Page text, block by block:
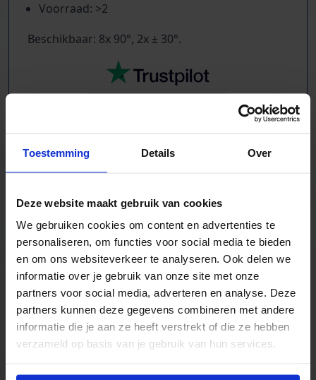
Toestemming Details Over
Deze website maakt gebruik van cookies
We gebruiken cookies om content en advertenties te
personaliseren, om functies voor social media te bieden
en om ons websiteverkeer te analyseren. Ook delen we
informatie over je gebruik van onze site met onze
partners voor social media, adverteren en analyse. Deze
partners kunnen deze gegevens combineren met andere
informatie die je aan ze heeft verstrekt of die ze hebben
verzameld op basis van je gebruik van hun services.
Voorraad: >2
Beschikbaar: 8x 90°, 2x ± 30°.
Kilometers rollenbaan uit voorraad leverbaar
Bochten, harmonicabanen, wissels
Voor talloze toepassingen
Pakjes, doosjes, kratjes, pallets…